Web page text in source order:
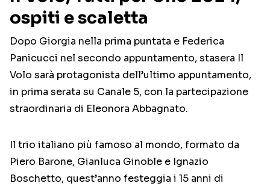
ospiti e scaletta
Dopo Giorgia nella prima puntata e Federica
Panicucci nel secondo appuntamento, stasera Il
Volo sarà protagonista dell’ultimo appuntamento,
in prima serata su Canale 5, con la partecipazione
straordinaria di Eleonora Abbagnato.
Il trio italiano più famoso al mondo, formato da
Piero Barone, Gianluca Ginoble e Ignazio
Boschetto, quest’anno festeggia i 15 anni di